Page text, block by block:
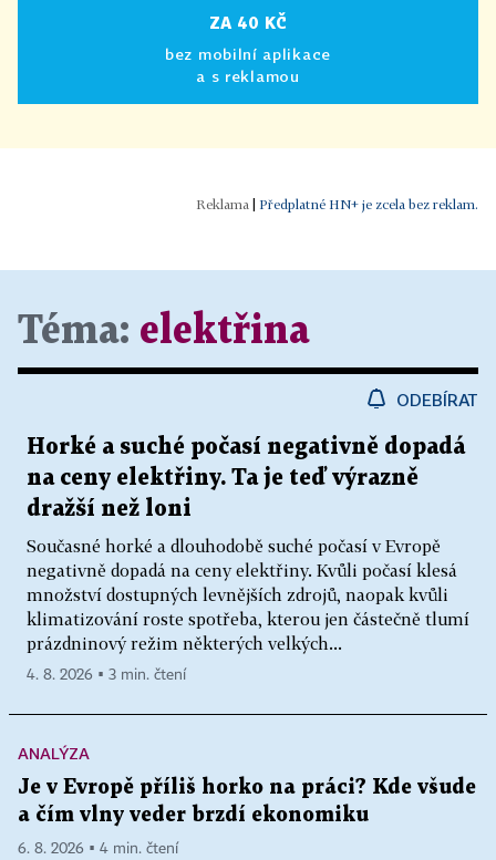
ZA 40 KČ
bez mobilní aplikace
a s reklamou
Předplatné HN+ je zcela bez reklam.
Téma: elektřina
ODEBÍRAT
Horké a suché počasí negativně dopadá
na ceny elektřiny. Ta je teď výrazně
dražší než loni
Současné horké a dlouhodobě suché počasí v Evropě
negativně dopadá na ceny elektřiny. Kvůli počasí klesá
množství dostupných levnějších zdrojů, naopak kvůli
klimatizování roste spotřeba, kterou jen částečně tlumí
prázdninový režim některých velkých...
4. 8. 2026 ▪ 3 min. čtení
ANALÝZA
Je v Evropě příliš horko na práci? Kde všude
a čím vlny veder brzdí ekonomiku
6. 8. 2026 ▪ 4 min. čtení